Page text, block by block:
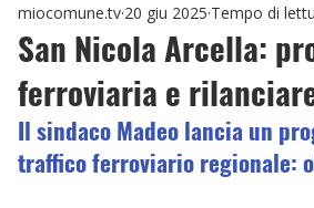
San Nicola Arcella:
ferroviaria e
miocomune.tv 20 giu 2025 Tempo di
Il sindaco Madeo lancia un
traffico ferroviario regionale: